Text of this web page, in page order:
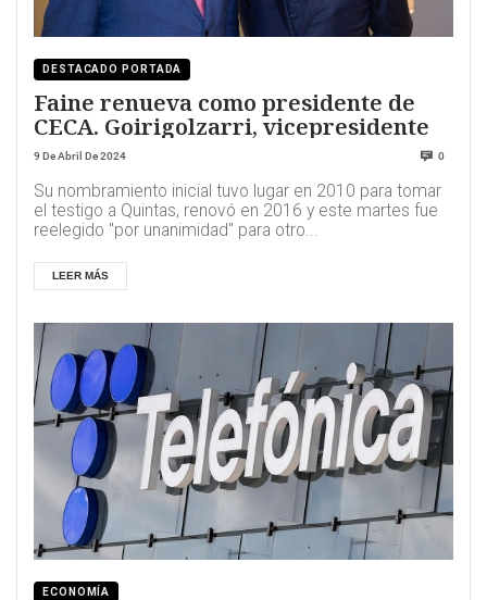
DESTACADO PORTADA
Faine renueva como presidente de
CECA. Goirigolzarri, vicepresidente
9 De Abril De 2024 0
Su nombramiento inicial tuvo lugar en 2010 para tomar
el testigo a Quintas, renovó en 2016 y este martes fue
reelegido "por unanimidad" para otro...
LEER MÁS
ECONOMÍA